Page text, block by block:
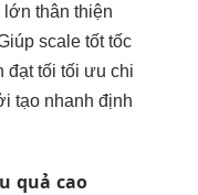
lớn thân thiện
scale tốttốc
đạt tối tối ưu chi
tạo nhanh định
quả cao